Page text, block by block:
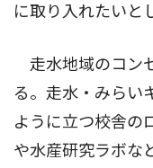
に取り入れたいと
走水地域のコン
る。走水・みらい
ように立つ校舎の
や水産研究ラボな